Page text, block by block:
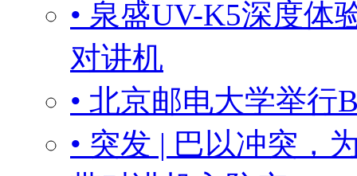
• 泉盛UV-K5深度体
对讲机
• 北京邮电大学举行
• 突发 | 巴以冲突，